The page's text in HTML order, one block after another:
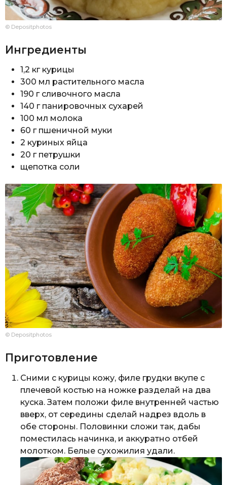
© Depositphotos
Ингредиенты
1,2 кг курицы
300 мл растительного масла
190 г сливочного масла
140 г панировочных сухарей
100 мл молока
60 г пшеничной муки
2 куриных яйца
20 г петрушки
щепотка соли
© Depositphotos
Приготовление
Сними с курицы кожу, филе грудки вкупе с
плечевой костью на ножке разделай на два
куска. Затем положи филе внутренней частью
вверх, от середины сделай надрез вдоль в
обе стороны. Половинки сложи так, дабы
поместилась начинка, и аккуратно отбей
молотком. Белые сухожилия удали.